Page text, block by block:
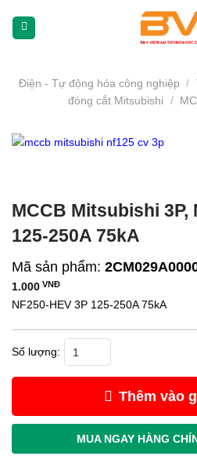
dịch)Điện - Tự động hóa công nghiệp /
đóng cắt Mitsubishi
/
MCCB Mitsubishi 3P,
125-250A 75kA
Mã sản phẩm:
1.000 VNĐ
NF250-HEV 3P 125-250A 75kA
MCCB Mitsubishi 3P, NF250-HEV 3P
Thêm vào
MUA NGAY HÀNG